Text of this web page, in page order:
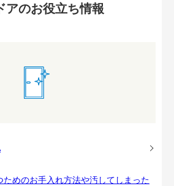
アのお役立ち情報
ためのお手入れ方法や汚してしまった